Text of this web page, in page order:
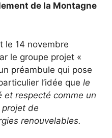
de la Montagne
le 14 novembre
le groupe projet «
préambule qui pose
l’idée que le
respecté comme un
de
renouvelables.